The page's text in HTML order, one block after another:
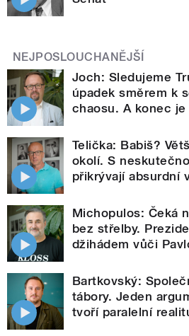
NEJPOSLOUCHANĚJŠÍ
Joch: Sledujeme
úpadek směrem k
chaosu. A konec
Telička: Babiš?
okolí. S
přikrývají absurdní
Michopulos: Čeká
bez střelby.
džihádem vůči
Bartkovský:
tábory. Jeden
tvoří paralelní